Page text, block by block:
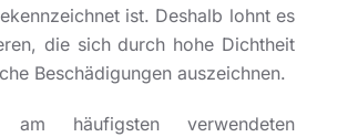
ist. Deshalb lohnt es
die sich durch hohe Dichtheit
Beschädigungen auszeichnen.
häufigsten verwendeten